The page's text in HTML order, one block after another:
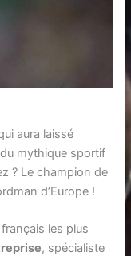
aura laissé
mythique sportif
? Le champion de
d’Europe !
les plus
, spécialiste